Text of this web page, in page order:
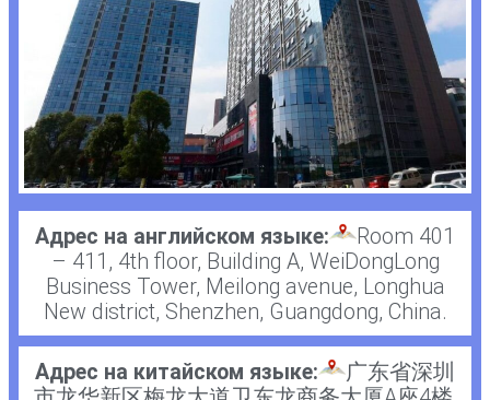
Адрес на английском языке:
Room 401
– 411, 4th floor, Building A, WeiDongLong
Business Tower, Meilong avenue, Longhua
New district, Shenzhen, Guangdong, China.
Адрес на китайском языке:
广东省深圳